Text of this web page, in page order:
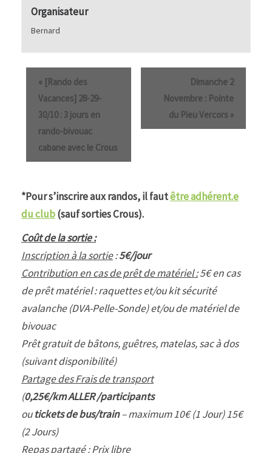
Organisateur
Bernard
« [Rando des
Vacances] 28-29-
30/10 : 3 jours en
rando-bivouac
cabane avec le Crous
Dimanche 2
Novembre : Pointe
du Pieu Vercors »
*Pour s’inscrire aux randos, il fautêtre adhérent.e
du club(sauf sorties Crous).
Coût de la sortie :
Inscription à la sortie:5€/jour
Contribution en cas de prêt de matériel :5€ en cas
de prêt matériel : raquettes et/ou kit sécurité
avalanche (DVA-Pelle-Sonde) et/ou de matériel de
bivouac
Prêt gratuit de bâtons, guêtres, matelas, sac à dos
(suivant disponibilité)
Partage des Frais de transport
(0,25€/km ALLER /participants
outickets de bus/train– maximum 10€ (1 Jour) 15€
(2 Jours)
Repas partagé :Prix libre